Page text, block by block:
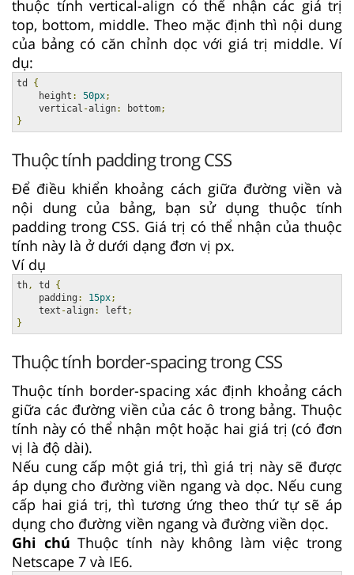
thuộc tính vertical-align có thể nhận các giá trị
top, bottom, middle. Theo mặc định thì nội dung
của bảng có căn chỉnh dọc với giá trị middle. Ví
dụ:
td {
    height
: 50px;
    vertical
-align: bottom;
}
Thuộc tính padding trong CSS
Để điều khiển khoảng cách giữa đường viền và
nội dung của bảng, bạn sử dụng thuộc tính
padding trong CSS. Giá trị có thể nhận của thuộc
tính này là ở dưới dạng đơn vị px.
Ví dụ
th , td {
    padding
: 15px;
    text
-align: left ;
}
Thuộc tính border-spacing trong CSS
Thuộc tính border-spacing xác định khoảng cách
giữa các đường viền của các ô trong bảng. Thuộc
tính này có thể nhận một hoặc hai giá trị (có đơn
vị là độ dài).
Nếu cung cấp một giá trị, thì giá trị này sẽ được
áp dụng cho đường viền ngang và dọc. Nếu cung
cấp hai giá trị, thì tương ứng theo thứ tự sẽ áp
dụng cho đường viền ngang và đường viền dọc.
Ghi chúThuộc tính này không làm việc trong
Netscape 7 và IE6.